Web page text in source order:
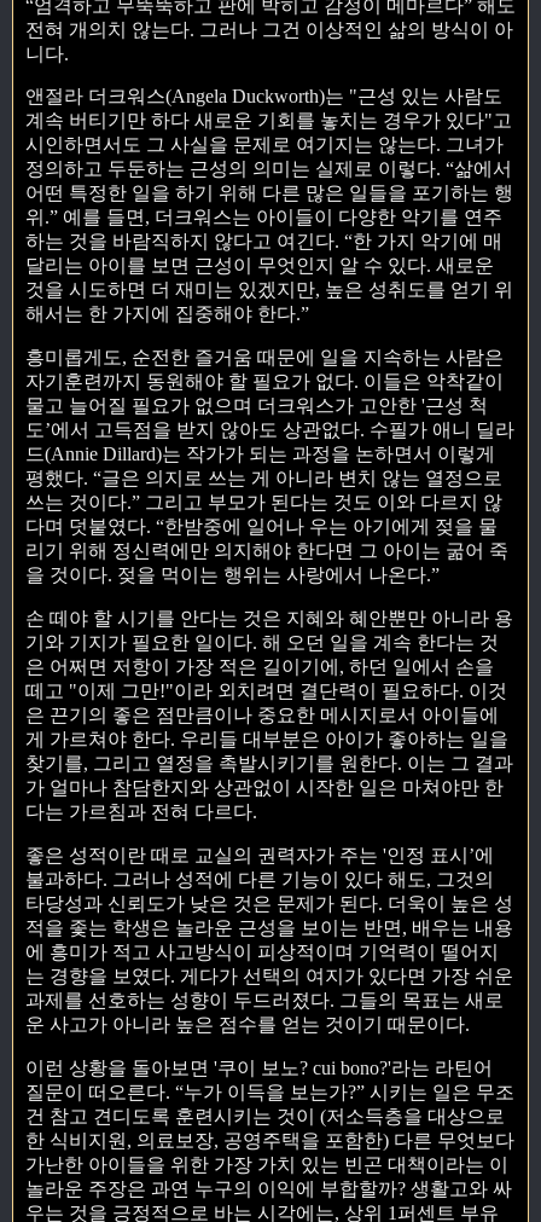
“엄격하고 무뚝뚝하고 판에 박히고 감정이 메마르다” 해도
전혀 개의치 않는다. 그러나 그건 이상적인 삶의 방식이 아
니다.
앤절라 더크워스(Angela Duckworth)는 "근성 있는 사람도
계속 버티기만 하다 새로운 기회를 놓치는 경우가 있다"고
시인하면서도 그 사실을 문제로 여기지는 않는다. 그녀가
정의하고 두둔하는 근성의 의미는 실제로 이렇다. “삶에서
어떤 특정한 일을 하기 위해 다른 많은 일들을 포기하는 행
위.” 예를 들면, 더크워스는 아이들이 다양한 악기를 연주
하는 것을 바람직하지 않다고 여긴다. “한 가지 악기에 매
달리는 아이를 보면 근성이 무엇인지 알 수 있다. 새로운
것을 시도하면 더 재미는 있겠지만, 높은 성취도를 얻기 위
해서는 한 가지에 집중해야 한다.”
흥미롭게도, 순전한 즐거움 때문에 일을 지속하는 사람은
자기훈련까지 동원해야 할 필요가 없다. 이들은 악착같이
물고 늘어질 필요가 없으며 더크워스가 고안한 '근성 척
도’에서 고득점을 받지 않아도 상관없다. 수필가 애니 딜라
드(Annie Dillard)는 작가가 되는 과정을 논하면서 이렇게
평했다. “글은 의지로 쓰는 게 아니라 변치 않는 열정으로
쓰는 것이다.” 그리고 부모가 된다는 것도 이와 다르지 않
다며 덧붙였다. “한밤중에 일어나 우는 아기에게 젖을 물
리기 위해 정신력에만 의지해야 한다면 그 아이는 굶어 죽
을 것이다. 젖을 먹이는 행위는 사랑에서 나온다.”
손 떼야 할 시기를 안다는 것은 지혜와 혜안뿐만 아니라 용
기와 기지가 필요한 일이다. 해 오던 일을 계속 한다는 것
은 어쩌면 저항이 가장 적은 길이기에, 하던 일에서 손을
떼고 "이제 그만!"이라 외치려면 결단력이 필요하다. 이것
은 끈기의 좋은 점만큼이나 중요한 메시지로서 아이들에
게 가르쳐야 한다. 우리들 대부분은 아이가 좋아하는 일을
찾기를, 그리고 열정을 촉발시키기를 원한다. 이는 그 결과
가 얼마나 참담한지와 상관없이 시작한 일은 마쳐야만 한
다는 가르침과 전혀 다르다.
좋은 성적이란 때로 교실의 권력자가 주는 '인정 표시’에
불과하다. 그러나 성적에 다른 기능이 있다 해도, 그것의
타당성과 신뢰도가 낮은 것은 문제가 된다. 더욱이 높은 성
적을 좇는 학생은 놀라운 근성을 보이는 반면, 배우는 내용
에 흥미가 적고 사고방식이 피상적이며 기억력이 떨어지
는 경향을 보였다. 게다가 선택의 여지가 있다면 가장 쉬운
과제를 선호하는 성향이 두드러졌다. 그들의 목표는 새로
운 사고가 아니라 높은 점수를 얻는 것이기 때문이다.
이런 상황을 돌아보면 '쿠이 보노? cui bono?'라는 라틴어
질문이 떠오른다. “누가 이득을 보는가?” 시키는 일은 무조
건 참고 견디도록 훈련시키는 것이 (저소득층을 대상으로
한 식비지원, 의료보장, 공영주택을 포함한) 다른 무엇보다
가난한 아이들을 위한 가장 가치 있는 빈곤 대책이라는 이
놀라운 주장은 과연 누구의 이익에 부합할까? 생활고와 싸
우는 것을 긍정적으로 바는 시각에는, 상위 1퍼센트 부유